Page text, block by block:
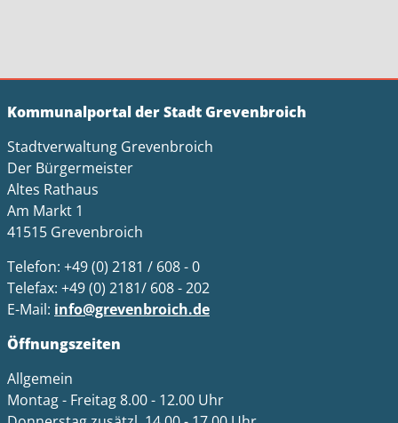
Kommunalportal der Stadt Grevenbroich
Stadtverwaltung Grevenbroich
Der Bürgermeister
Altes Rathaus
Am Markt 1
41515 Grevenbroich
Telefon: +49 (0) 2181 / 608 - 0
Telefax: +49 (0) 2181/ 608 - 202
E-Mail: info@grevenbroich.de
Öffnungszeiten
Allgemein
Montag - Freitag 8.00 - 12.00 Uhr